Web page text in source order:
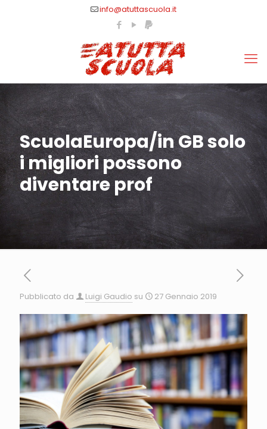
info@atuttascuola.it
ScuolaEuropa/in GB solo
i migliori possono
diventare prof
Pubblicato da Luigi Gaudio su 27 Gennaio 2019